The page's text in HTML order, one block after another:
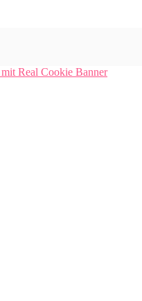
Real Cookie Banner